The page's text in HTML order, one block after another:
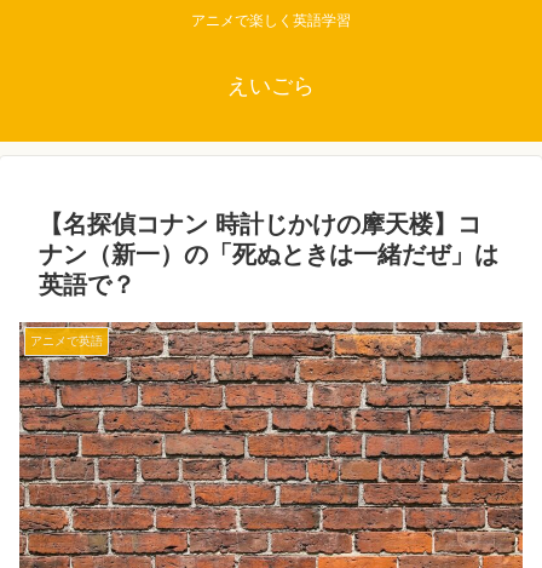
アニメで楽しく英語学習
えいごら
【名探偵コナン 時計じかけの摩天楼】コ
ナン（新一）の「死ぬときは一緒だぜ」は
英語で？
アニメで英語